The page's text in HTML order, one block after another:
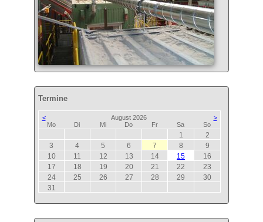
Termine
< August 2026
>
Montag Dienstag Mittwoch Donnerstag
Freitag Samstag Sonntag
1
2
3
4 5 6 7 8
9
10
11 12 13 14 15
16
17
18 19 20 21 22
23
24
25 26 27 28 29
30
31